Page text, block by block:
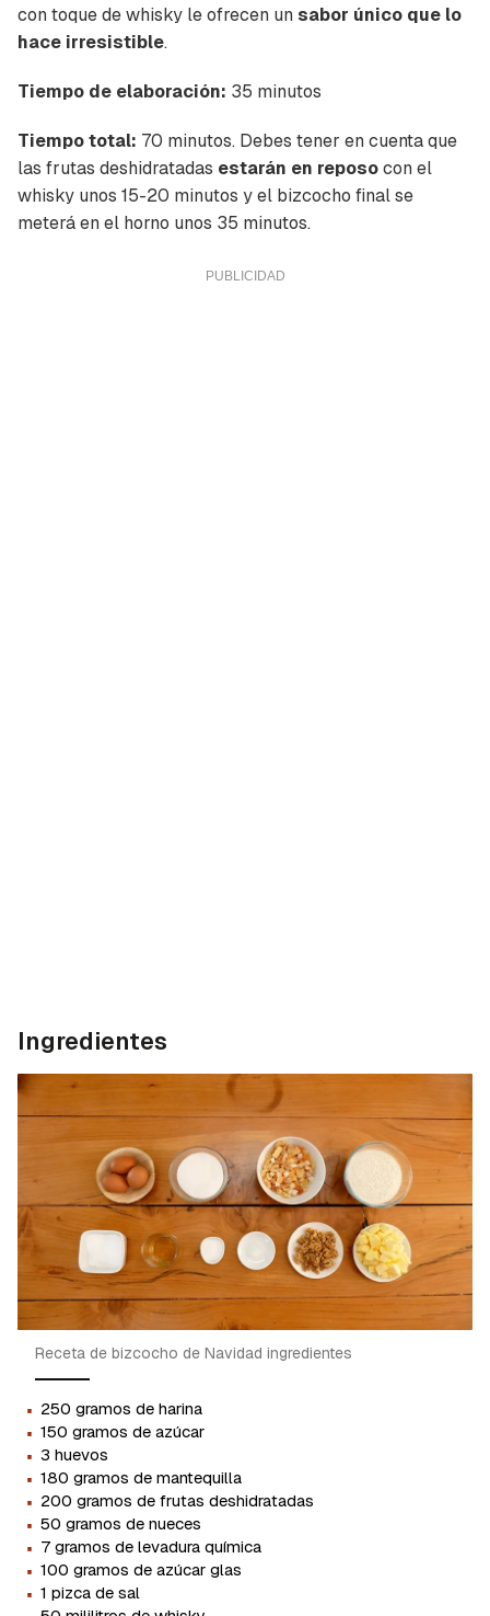
con toque de whisky le ofrecen un sabor único que lo
hace irresistible.
Tiempo de elaboración: 35 minutos
Tiempo total: 70 minutos. Debes tener en cuenta que
las frutas deshidratadas estarán en reposocon el
whisky unos 15-20 minutos y el bizcocho final se
meterá en el horno unos 35 minutos.
Ingredientes
Receta de bizcocho de Navidad ingredientes
· 250 gramos de harina
· 150 gramos de azúcar
· 3 huevos
· 180 gramos de mantequilla
· 200 gramos de frutas deshidratadas
· 50 gramos de nueces
· 7 gramos de levadura química
· 100 gramos de azúcar glas
· 1 pizca de sal